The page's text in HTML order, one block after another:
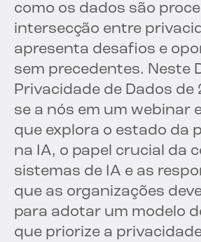
como os dados são
intersecção entre
apresenta desafios e
sem precedentes. Neste
Privacidade de Dados de
se a nós em um webinar
que explora o estado da
na IA, o papel crucial da
sistemas de IA e as
que as organizações
para adotar um modelo
que priorize a